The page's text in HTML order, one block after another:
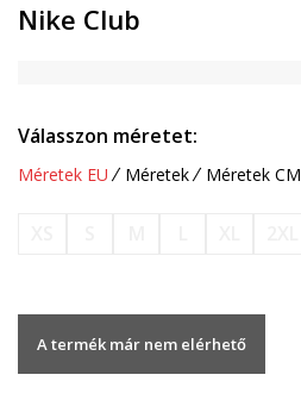
Nike Club
Válasszon méretet:
Méretek EU Méretek Méretek CM
A termék már nem elérhető